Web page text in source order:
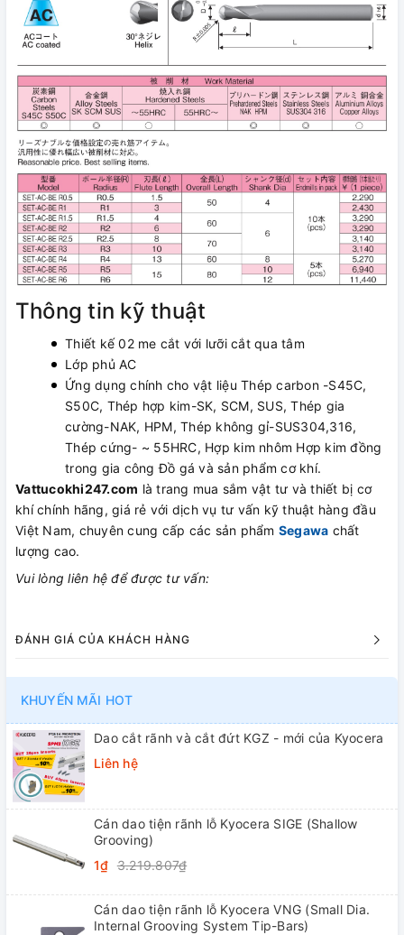
Thông tin kỹ thuật
Thiết kế 02 me cắt với lưỡi cắt qua tâm
Lớp phủ AC
Ứng dụng chính cho vật liệu Thép carbon -S45C,
S50C, Thép hợp kim-SK, SCM, SUS, Thép gia
cường-NAK, HPM, Thép không gỉ-SUS304,316,
Thép cứng- ~ 55HRC, Hợp kim nhôm Hợp kim đồng
trong gia công Đồ gá và sản phẩm cơ khí.
Vattucokhi247.com là trang mua sắm vật tư và thiết bị cơ
khí chính hãng, giá rẻ với dịch vụ tư vấn kỹ thuật hàng đầu
Việt Nam, chuyên cung cấp các sản phẩm Segawa chất
lượng cao.
Vui lòng liên hệ để được tư vấn:
ĐÁNH GIÁ CỦA KHÁCH HÀNG
KHUYẾN MÃI HOT
Dao cắt rãnh và cắt đứt KGZ - mới của Kyocera
Liên hệ
Cán dao tiện rãnh lỗ Kyocera SIGE (Shallow
Grooving)
1₫ 3.219.807₫
Cán dao tiện rãnh lỗ Kyocera VNG (Small Dia.
Internal Grooving System Tip-Bars)